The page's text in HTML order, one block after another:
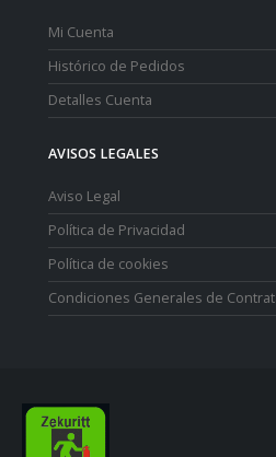
Mi Cuenta
Histórico de Pedidos
Detalles Cuenta
AVISOS LEGALES
Aviso Legal
Política de Privacidad
Política de cookies
Condiciones Generales de